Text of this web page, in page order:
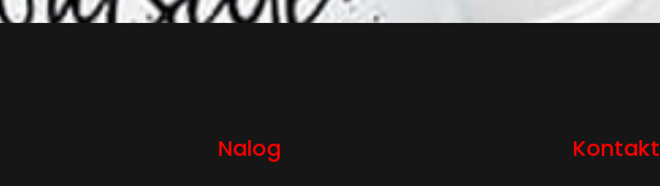
Nalog Kontakt